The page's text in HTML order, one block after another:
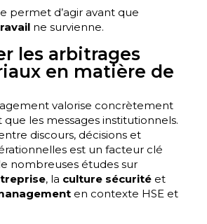
permet d’agir avant que
ne survienne.
les arbitrages
en matière de
valorise concrètement
que les messages institutionnels.
discours, décisions et
est un facteur clé
nombreuses études sur
, la culture sécurité et
en contexte HSE et